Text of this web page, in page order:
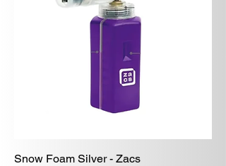
Snow Foam Silver - Zacs